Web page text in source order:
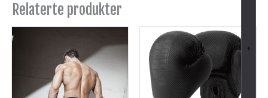
+
Relaterte produkter
produktet
har
flere
varianter.
Dette
produktet
har
flere
varianter.